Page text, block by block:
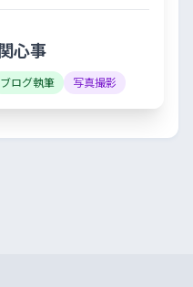
心事
ブログ執筆 写真撮影